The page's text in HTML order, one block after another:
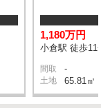
1,180万円
小倉駅 徒歩11
間取 -
土地 65.81㎡